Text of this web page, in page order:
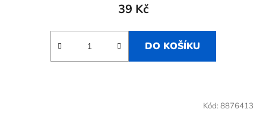
39 Kč
DO KOŠÍKU
Kód: 8876413